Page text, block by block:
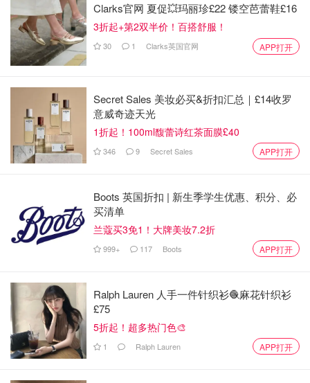
Clarks官网 夏促💥玛丽珍£22 镂空芭蕾鞋£16
3折起+第2双半价！百搭舒服！
30 1 Clarks英国官网 APP打开
Secret Sales 美妆必买&折扣汇总｜£14收罗
意威奇迹天光
1折起！100ml馥蕾诗红茶面膜£40
346 9 Secret Sales APP打开
Boots 英国折扣 | 新生季学生优惠、积分、必
买清单
兰蔻买3免1！大牌美妆7.2折
999+ 117 Boots APP打开
Ralph Lauren 人手一件针织衫🧶麻花针织衫
£75
5折起！超多热门色🎨
1 Ralph Lauren APP打开